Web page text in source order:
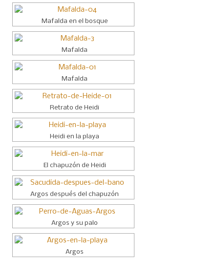
Mafalda en el bosque
Mafalda
Mafalda
Retrato de Heidi
Heidi en la playa
El chapuzón de Heidi
Argos después del chapuzón
Argos y su palo
Argos